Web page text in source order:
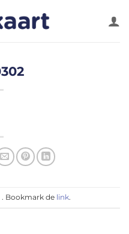
Bookmark de link.